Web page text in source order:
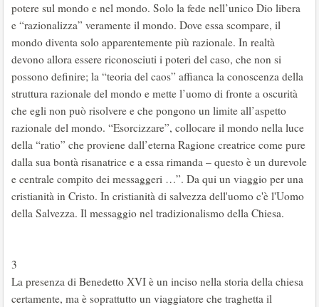
potere sul mondo e nel mondo. Solo la fede nell’unico Dio libera
e “razionalizza” veramente il mondo. Dove essa scompare, il
mondo diventa solo apparentemente più razionale. In realtà
devono allora essere riconosciuti i poteri del caso, che non si
possono definire; la “teoria del caos” affianca la conoscenza della
struttura razionale del mondo e mette l’uomo di fronte a oscurità
che egli non può risolvere e che pongono un limite all’aspetto
razionale del mondo. “Esorcizzare”, collocare il mondo nella luce
della “ratio” che proviene dall’eterna Ragione creatrice come pure
dalla sua bontà risanatrice e a essa rimanda – questo è un durevole
e centrale compito dei messaggeri …”. Da qui un viaggio per una
cristianità in Cristo. In cristianità di salvezza dell'uomo c'è l'Uomo
della Salvezza. Il messaggio nel tradizionalismo della Chiesa.
3
La presenza di Benedetto XVI è un inciso nella storia della chiesa
certamente, ma è soprattutto un viaggiatore che traghetta il